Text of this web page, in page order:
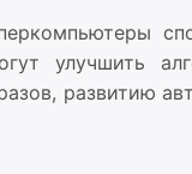
улучшить
развитию